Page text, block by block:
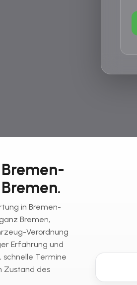
in Bremen-
Bremen,
Verordnung
Erfahrung und
Termine
Zustand des